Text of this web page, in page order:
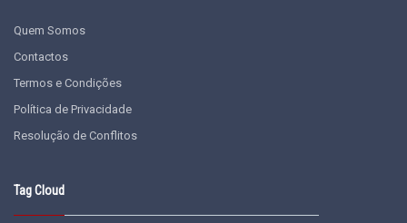
Quem Somos
Contactos
Termos e Condições
Política de Privacidade
Resolução de Conflitos
Tag Cloud